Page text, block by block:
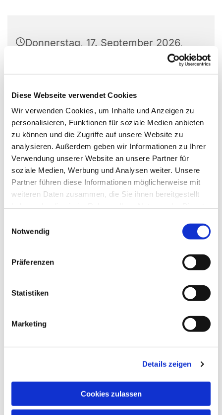
Diese Webseite verwendet Cookies
Wir verwenden Cookies, um Inhalte und Anzeigen zu
personalisieren, Funktionen für soziale Medien anbieten
zu können und die Zugriffe auf unsere Website zu
analysieren. Außerdem geben wir Informationen zu Ihrer
Verwendung unserer Website an unsere Partner für
soziale Medien, Werbung und Analysen weiter. Unsere
Partner führen diese Informationen möglicherweise mit
weiteren Daten zusammen, die Sie ihnen bereitgestellt
Notwendig
Präferenzen
Statistiken
Marketing
Details zeigen
Cookies zulassen
Donnerstag, 17. September 2026,
Bochum
Dies könnte Sie auch
interessieren